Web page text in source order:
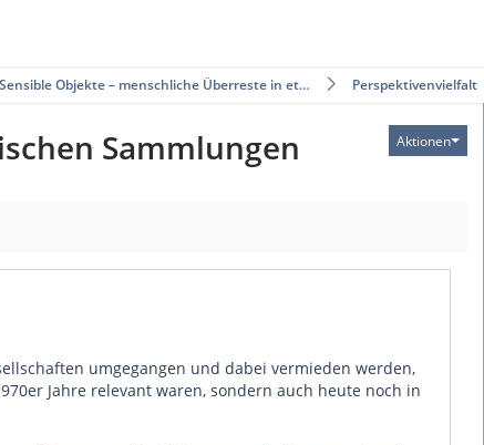
Objekte – menschliche Überreste in et… Perspektivenvielfalt
Aktionen
Sammlungen
umgegangen und dabei vermieden werden,
Jahre relevant waren, sondern auch heute noch in